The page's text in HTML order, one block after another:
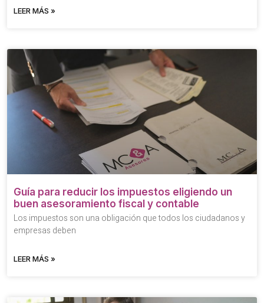
LEER MÁS »
Guía para reducir los impuestos eligiendo un
buen asesoramiento fiscal y contable
Los impuestos son una obligación que todos los ciudadanos y
empresas deben
LEER MÁS »